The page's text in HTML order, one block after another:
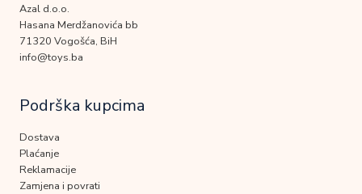
Azal d.o.o.
Hasana Merdžanovića bb
71320 Vogošća, BiH
info@toys.ba
Podrška kupcima
Dostava
Plaćanje
Reklamacije
Zamjena i povrati